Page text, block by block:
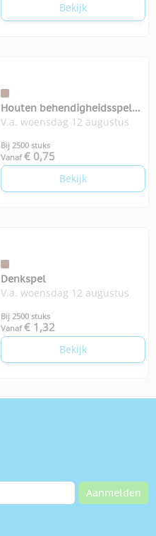
Bekijk
Houten behendigheidsspel
Grayson
V.a. woensdag 12 augustus
Bij 2500 stuks
Vanaf € 0,75
Bekijk
Denkspel
V.a. woensdag 12 augustus
Bij 2500 stuks
Vanaf € 1,32
Bekijk
Aanmelden